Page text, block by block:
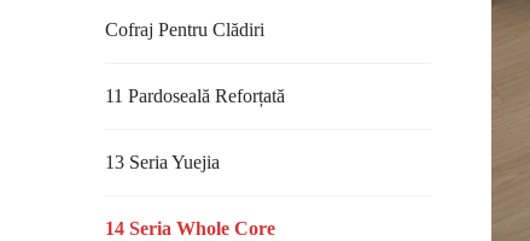
Cofraj Pentru Clădiri
11 Pardoseală Reforțată
13 Seria Yuejia
14 Seria Whole Core